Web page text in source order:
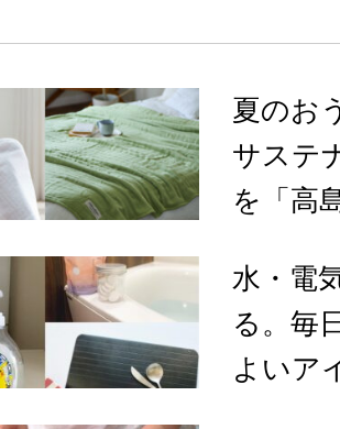
夏のお
サステ
を「高
水・電
る。毎
よいア